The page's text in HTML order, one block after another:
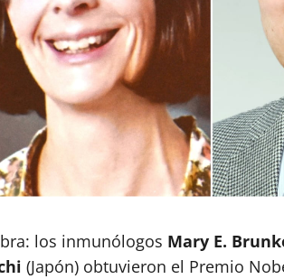
los inmunólogos Mary E.
(Japón) obtuvieron el Premio